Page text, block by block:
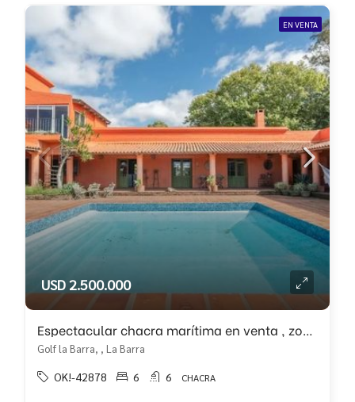
EN VENTA
USD 2.500.000
Espectacular chacra marítima en venta , zona Del Golf La Barra
Golf la Barra, , La Barra
OK!-42878 6 6 CHACRA